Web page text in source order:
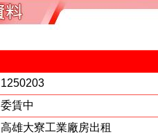
1250203
委賃中
高雄大寮工業廠房出租